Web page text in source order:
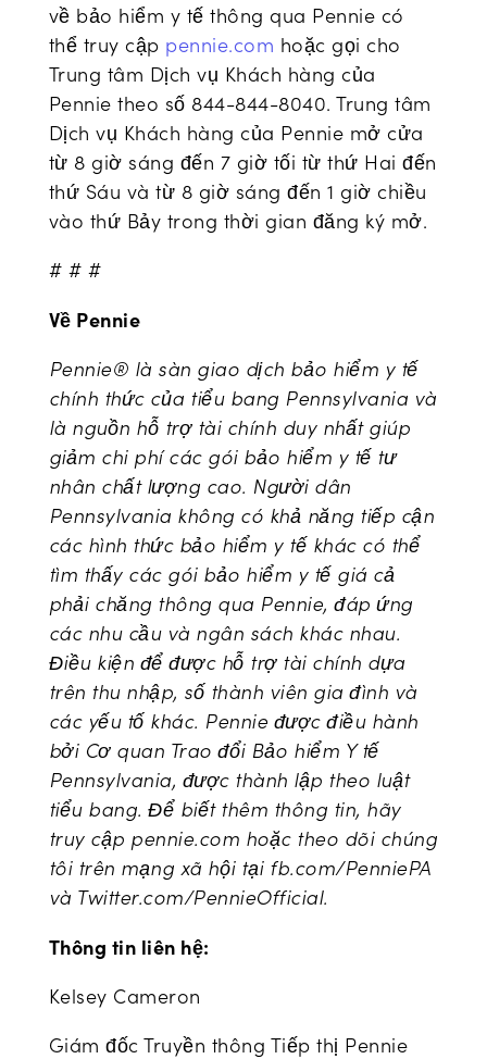
về bảo hiểm y tế thông qua Pennie có
thể truy cập pennie.com hoặc gọi cho
Trung tâm Dịch vụ Khách hàng của
Pennie theo số 844-844-8040. Trung tâm
Dịch vụ Khách hàng của Pennie mở cửa
từ 8 giờ sáng đến 7 giờ tối từ thứ Hai đến
thứ Sáu và từ 8 giờ sáng đến 1 giờ chiều
vào thứ Bảy trong thời gian đăng ký mở.
# # #
Về Pennie
Pennie® là sàn giao dịch bảo hiểm y tế
chính thức của tiểu bang Pennsylvania và
là nguồn hỗ trợ tài chính duy nhất giúp
giảm chi phí các gói bảo hiểm y tế tư
nhân chất lượng cao. Người dân
Pennsylvania không có khả năng tiếp cận
các hình thức bảo hiểm y tế khác có thể
tìm thấy các gói bảo hiểm y tế giá cả
phải chăng thông qua Pennie, đáp ứng
các nhu cầu và ngân sách khác nhau.
Điều kiện để được hỗ trợ tài chính dựa
trên thu nhập, số thành viên gia đình và
các yếu tố khác. Pennie được điều hành
bởi Cơ quan Trao đổi Bảo hiểm Y tế
Pennsylvania, được thành lập theo luật
tiểu bang. Để biết thêm thông tin, hãy
truy cập pennie.com hoặc theo dõi chúng
tôi trên mạng xã hội tại fb.com/PenniePA
và Twitter.com/PennieOfficial.
Thông tin liên hệ:
Kelsey Cameron
Giám đốc Truyền thông Tiếp thị Pennie